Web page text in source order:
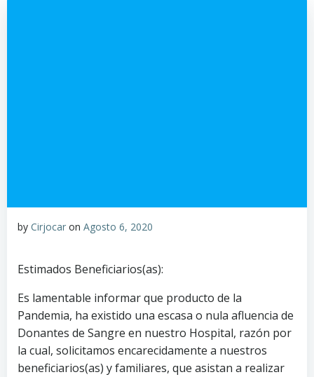
by Cirjocar on Agosto 6, 2020
Estimados Beneficiarios(as):
Es lamentable informar que producto de la
Pandemia, ha existido una escasa o nula afluencia de
Donantes de Sangre en nuestro Hospital, razón por
la cual, solicitamos encarecidamente a nuestros
beneficiarios(as) y familiares, que asistan a realizar